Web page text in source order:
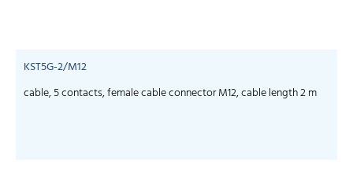
KST5G-2/M12
cable, 5 contacts, female cable connector M12, cable length 2 m